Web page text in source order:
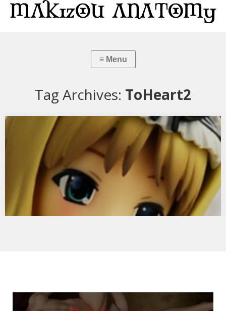
Tag Archives: ToHeart2
ToHeart2 久寿川ささら スク水メイドver.
グリフォンエンタープライズのToHeart2 久寿川ささら スク水メイド
ver.です。 早速分解して…